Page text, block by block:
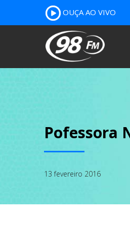
OUÇA AO VIVO
Pofessora
13 fevereiro 2016